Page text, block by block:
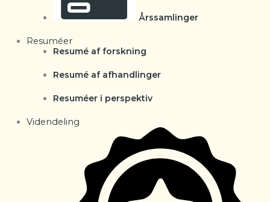
Årssamlinger
Resuméer
Resumé af forskning
Resumé af afhandlinger
Resuméer i perspektiv
Videndeling